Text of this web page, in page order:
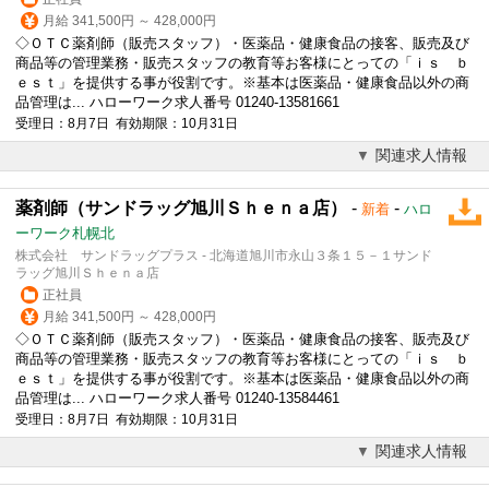
月給 341,500円 ～ 428,000円
◇ＯＴＣ薬剤師（販売スタッフ）・医薬品・健康食品の接客、販売及び
商品等の管理業務・販売スタッフの教育等お客様にとっての「ｉｓ ｂ
ｅｓｔ」を提供する事が役割です。※基本は医薬品・健康食品以外の商
品管理は... ハローワーク求人番号 01240-13581661
受理日：8月7日 有効期限：10月31日
関連求人情報
薬剤師（サンドラッグ旭川Ｓｈｅｎａ店） - 新着 - ハロ
ーワーク札幌北
株式会社 サンドラッグプラス - 北海道旭川市永山３条１５－１サンド
ラッグ旭川Ｓｈｅｎａ店
正社員
月給 341,500円 ～ 428,000円
◇ＯＴＣ薬剤師（販売スタッフ）・医薬品・健康食品の接客、販売及び
商品等の管理業務・販売スタッフの教育等お客様にとっての「ｉｓ ｂ
ｅｓｔ」を提供する事が役割です。※基本は医薬品・健康食品以外の商
品管理は... ハローワーク求人番号 01240-13584461
受理日：8月7日 有効期限：10月31日
関連求人情報